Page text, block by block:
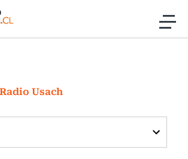
al contenido
y TV Usach
Usach